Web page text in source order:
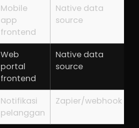
Mobile
app
frontend
Native data
source
Web
portal
frontend
Native data
source
Notifikasi
pelanggan
Zapier/webhook